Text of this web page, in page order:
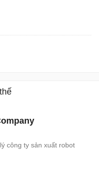
công ty sản xuất robot